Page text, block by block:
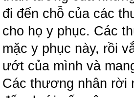
đi đến chỗ của các
cho họ y phục. Các
mặc y phục này, rồi
ướt của mình và
Các thương nhân rời